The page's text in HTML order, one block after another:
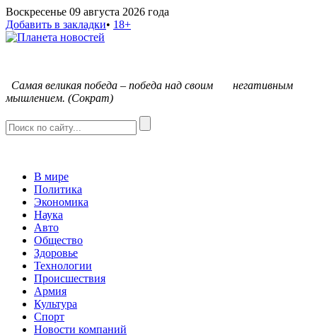
Воскресенье 09 августа 2026 года
Добавить в закладки• 18+
Самая великая победа – победа над своим негативным
мышлением. (Сократ)
В мире
Политика
Экономика
Наука
Авто
Общество
Здоровье
Технологии
Происшествия
Армия
Культура
Спорт
Новости компаний